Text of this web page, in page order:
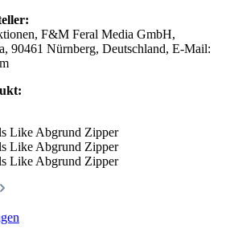
F&M Feral Media GmbH,
90461 Nürnberg, Deutschland, E-Mail: